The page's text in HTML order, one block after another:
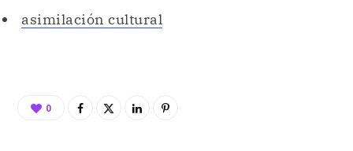
asimilación cultural
0